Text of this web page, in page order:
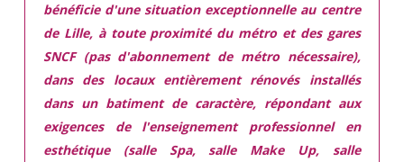
bénéficie d'une situation exceptionnelleau centre
de Lille, à toute proximité du métro et des gares
SNCF (pas d'abonnement de métro nécessaire),
dans des locaux entièrement rénovés installés
dans un batiment de caractère, répondant aux
exigencesde l'enseignement professionnel en
esthétique (salle Spa, salle Make Up, salle